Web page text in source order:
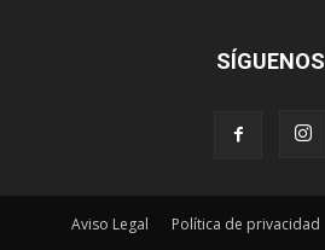
SÍGUENOS
Aviso Legal Política de privacidad